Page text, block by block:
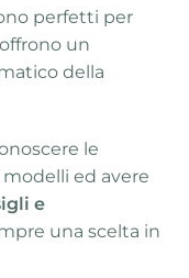
perfetti per
un
della
le
ed avere
e
una scelta in